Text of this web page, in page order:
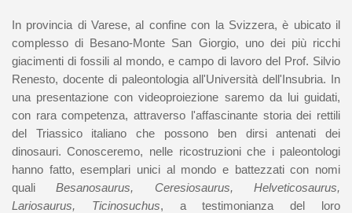
In provincia di Varese, al confine con la Svizzera, è ubicato il
complesso di Besano-Monte San Giorgio, uno dei più ricchi
giacimenti di fossili al mondo, e campo di lavoro del Prof. Silvio
Renesto, docente di paleontologia all'Università dell'Insubria. In
una presentazione con videoproiezione saremo da lui guidati,
con rara competenza, attraverso l'affascinante storia dei rettili
del Triassico italiano che possono ben dirsi antenati dei
dinosauri. Conosceremo, nelle ricostruzioni che i paleontologi
hanno fatto, esemplari unici al mondo e battezzati con nomi
qualiBesanosaurus, Ceresiosaurus, Helveticosaurus,
Lariosaurus, Ticinosuchus, a testimonianza del loro